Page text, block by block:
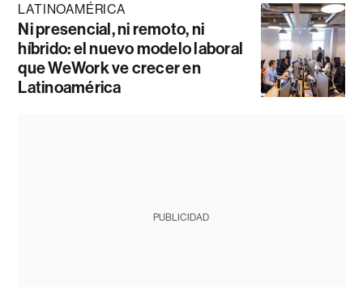
LATINOAMÉRICA
Ni presencial, ni remoto, ni
híbrido: el nuevo modelo laboral
que WeWork ve crecer en
Latinoamérica
PUBLICIDAD